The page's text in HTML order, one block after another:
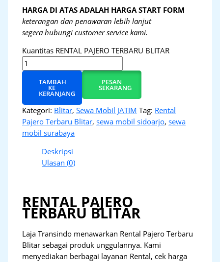
HARGA DI ATAS ADALAH HARGA START FORM
keterangan dan penawaran lebih lanjut
segera hubungi customer service kami.
Kuantitas RENTAL PAJERO TERBARU BLITAR
TAMBAH
KE
KERANJANG
PESAN
SEKARANG
Kategori: Blitar,Sewa Mobil JATIM Tag: Rental
Pajero Terbaru Blitar,sewa mobil sidoarjo,sewa
mobil surabaya
Deskripsi
Ulasan (0)
RENTAL PAJERO
TERBARU BLITAR
Laja Transindo menawarkan Rental Pajero Terbaru
Blitar sebagai produk unggulannya. Kami
menyediakan berbagai layanan Rental, cek harga